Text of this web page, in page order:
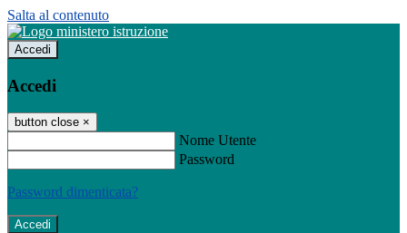
Salta al contenuto
Accedi
Accedi
button close ×
Nome Utente
Password
Password dimenticata?